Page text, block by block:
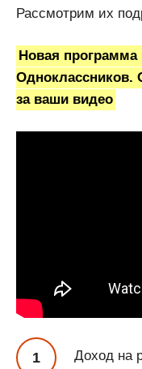
Рассмотрим их
Новая программа
Одноклассников.
за ваши видео
Доход на